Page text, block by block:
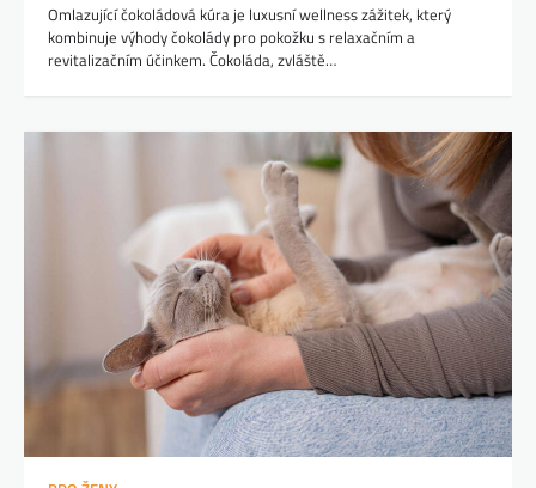
Omlazující čokoládová kúra je luxusní wellness zážitek, který
kombinuje výhody čokolády pro pokožku s relaxačním a
revitalizačním účinkem. Čokoláda, zvláště…